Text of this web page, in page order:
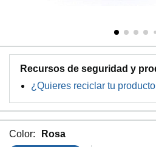
Recursos de seguridad y
¿Quieres reciclar tu
Color: Rosa